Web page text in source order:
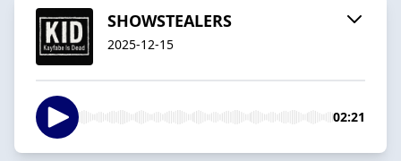
SHOWSTEALERS
2025-12-15
02:21